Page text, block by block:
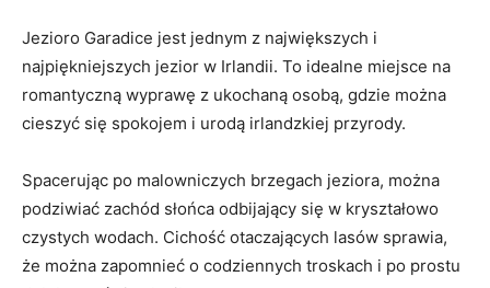
Jezioro Garadice jest jednym z największych i
najpiękniejszych jezior w Irlandii. To idealne miejsce na
romantyczną wyprawę z ukochaną osobą, gdzie można
cieszyć się spokojem i urodą irlandzkiej przyrody.
Spacerując⁢ po malowniczych brzegach jeziora, ​można​
podziwiać zachód słońca odbijający się ⁣w ‌kryształowo
czystych wodach. Cichość otaczających lasów ‍sprawia,
że można zapomnieć o codziennych troskach i po prostu